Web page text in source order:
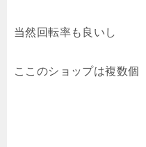
当然回転率も良いし
ここのショップは複数個